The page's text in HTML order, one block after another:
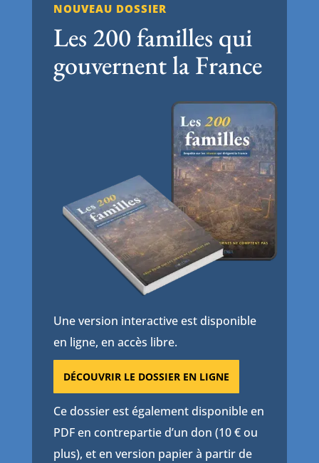
NOUVEAU DOSSIER
Les 200 familles qui
gouvernent la France
Une version interactive est disponible
en ligne, en accès libre.
DÉCOUVRIR LE DOSSIER EN LIGNE
Ce dossier est également disponible en
PDF en contrepartie d’un don (10 € ou
plus), et en version papier à partir de